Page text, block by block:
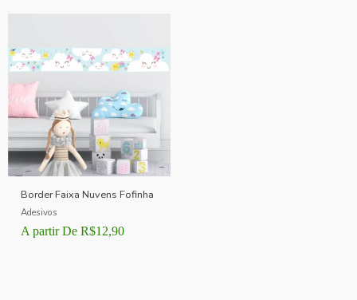
Border Faixa Nuvens Fofinha
Adesivos
A partir De R$12,90